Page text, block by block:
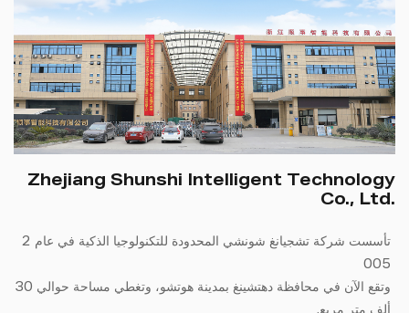
Zhejiang Shunshi Intelligent Technology
Co., Ltd.
تأسست شركة تشجيانغ شونشي المحدودة للتكنولوجيا الذكية في عام 2
005
وتقع الآن في محافظة دهتشينغ بمدينة هوتشو، وتغطي مساحة حوالي 30